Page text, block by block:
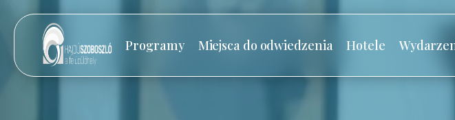
Programy Miejsca do odwiedzenia Hotele